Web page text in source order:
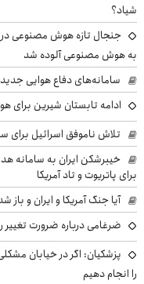
شیاد؟
جنجال تازه هوش مصنوعی در
به هوش مصنوعی آلوده شد
سامانه‌های دفاع هوایی
ادامه تابستان شیرین برای
تلاش ناموفق اسرائیل برای
خیبرشکن ایران به سامانه
برای پاتریوت و تاد آمریکا
آیا جنگ آمریکا و ایران و
ضرغامی درباره ضرورت
پزشکیان: اگر در خیابان
را انجام دهیم